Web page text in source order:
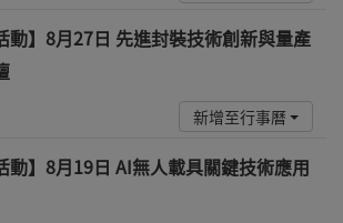
動】8月27日 先進封裝技術創新與量產
新增至行事曆
動】8月19日 AI無人載具關鍵技術應用